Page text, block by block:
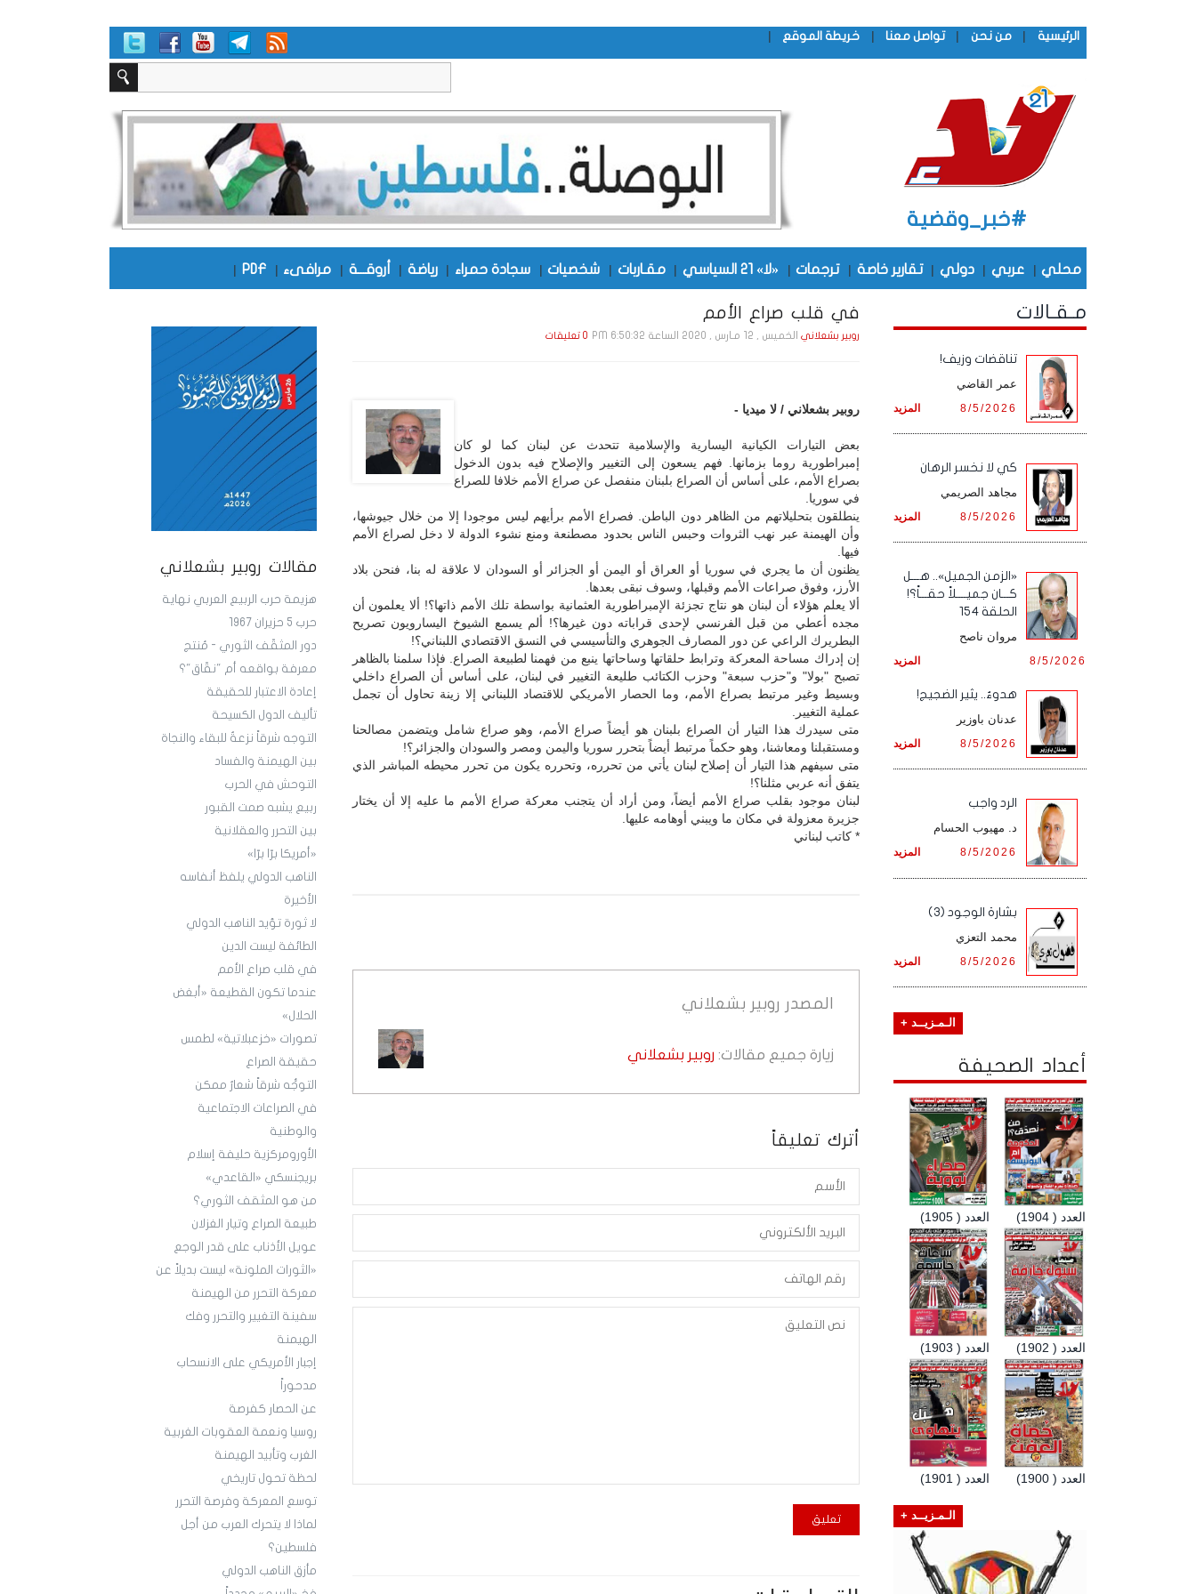
الرئيسية | من نحن | تواصل معنا | خريطة الموقع |
#خبر_وقضية
محلي | عربي | دولي | تقارير خاصة | ترجمات | «لا» 21 السياسي | مقـاربات | شخصيات | سجادة حمراء | رياضة | أروقـــة | مرافىء |
PDF
|
مقالات روبير بشعلاني
هزيمة حرب الربيع العربي نهاية
حرب 5 حزيران 1967
دور المثقّف الثوري - مُنتج
معرفة بواقعه أم "نقّاق"؟
إعادة الاعتبار للحقيقة
تأليف الدول الكسيحة
التوجه شرقاً نزعةٌ للبقاء والنجاة
بين الهيمنة والفساد
التوحش في الحرب
ربيع يشبه صمت القبور
بين التحرر والعقلانية
«أمريكا برّا برّا»
الناهب الدولي يلفظ أنفاسه
الأخيرة
لا ثورة تؤيد الناهب الدولي
الطائفة ليست الدين
في قلب صراع الأمم
عندما تكون القطيعة «أبغض
الحلال»
تصورات «خزعبلاتية» لطمس
حقيقة الصراع
التوجُّه شرقاً شعارٌ ممكن
في الصراعات الاجتماعية
والوطنية
الأورومركزية حليفة إسلام
بريجنسكي «القاعدي»
من هو المثقف الثوري؟
طبيعة الصراع وتيار الغزلان
عويل الأذناب على قدر الوجع
«الثورات الملونة» ليست بديلاً عن
معركة التحرر من الهيمنة
سفينة التغيير والتحرر وفك
الهيمنة
إجبار الأمريكي على الانسحاب
مدحوراً
عن الحصار كفرصة
روسيا ونعمة العقوبات الغربية
الغرب وتأبيد الهيمنة
لحظة تحول تاريخي
توسع المعركة وفرصة التحرر
لماذا لا يتحرك العرب من أجل
فلسطين؟
مأزق الناهب الدولي
في قلب صراع الأمم
روبير بشعلانيالخميس , 12 مـارس , 2020 الساعة 6:50:32 PM 0 تعليقات
روبير بشعلاني / لا ميديا -
بعض التيارات الكيانية اليسارية والإسلامية تتحدث عن لبنان كما لو كان
إمبراطورية روما بزمانها. فهم يسعون إلى التغيير والإصلاح فيه بدون الدخول
بصراع الأمم، على أساس أن الصراع بلبنان منفصل عن صراع الأمم خلافا للصراع
في سوريا.
ينطلقون بتحليلاتهم من الظاهر دون الباطن. فصراع الأمم برأيهم ليس موجودا إلا من خلال جيوشها،
وأن الهيمنة عبر نهب الثروات وحبس الناس بحدود مصطنعة ومنع نشوء الدولة لا دخل لصراع الأمم
فيها.
يظنون أن ما يجري في سوريا أو العراق أو اليمن أو الجزائر أو السودان لا علاقة له بنا، فنحن بلاد
الأرز، وفوق صراعات الأمم وقبلها، وسوف نبقى بعدها.
ألا يعلم هؤلاء أن لبنان هو نتاج تجزئة الإمبراطورية العثمانية بواسطة تلك الأمم ذاتها؟! ألا يعلمون أن
مجده أعطي من قبل الفرنسي لإحدى قراباته دون غيرها؟! ألم يسمع الشيوخ اليسارويون تصريح
البطريرك الراعي عن دور المصارف الجوهري والتأسيسي في النسق الاقتصادي اللبناني؟!
إن إدراك مساحة المعركة وترابط حلقاتها وساحاتها ينبع من فهمنا لطبيعة الصراع. فإذا سلمنا بالظاهر
تصبح "بولا" و"حزب سبعة" وحزب الكتائب طليعة التغيير في لبنان، على أساس أن الصراع داخلي
وبسيط وغير مرتبط بصراع الأمم، وما الحصار الأمريكي للاقتصاد اللبناني إلا زينة تحاول أن تجمل
عملية التغيير.
متى سيدرك هذا التيار أن الصراع بلبنان هو أيضاً صراع الأمم، وهو صراع شامل ويتضمن مصالحنا
ومستقبلنا ومعاشنا، وهو حكماً مرتبط أيضاً بتحرر سوريا واليمن ومصر والسودان والجزائر؟!
متى سيفهم هذا التيار أن إصلاح لبنان يأتي من تحرره، وتحرره يكون من تحرر محيطه المباشر الذي
يتفق أنه عربي مثلنا؟!
لبنان موجود بقلب صراع الأمم أيضاً، ومن أراد أن يتجنب معركة صراع الأمم ما عليه إلا أن يختار
جزيرة معزولة في مكان ما ويبني أوهامه عليها.
* كاتب لبناني
المصدر روبير بشعلاني
زيارة جميع مقالات: روبير بشعلاني
أترك تعليقاً
مـقـالات
تناقضات وزيف!
عمر القاضي
المزيد 8/5/2026
كي لا نخسر الرهان
مجاهد الصريمي
المزيد 8/5/2026
«الزمن الجميل».. هـــل
كـــان جميــــلاً حقـــاً؟!
الحلقة 154
مروان ناصح
المزيد 8/5/2026
هدوءٌ.. يثير الضجيج!
عدنان باوزير
المزيد 8/5/2026
الرد واجب
د. مهيوب الحسام
المزيد 8/5/2026
بشارة الوجود (3)
محمد التعزي
المزيد 8/5/2026
الـمـزيــد +
أعداد الصحيفة
العدد ( 1905) العدد ( 1904)
العدد ( 1903) العدد ( 1902)
العدد ( 1901) العدد ( 1900)
الـمـزيــد +